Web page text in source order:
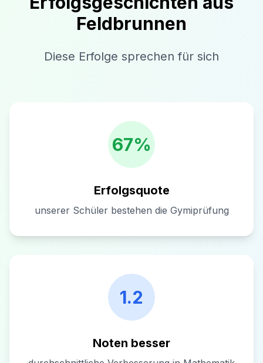
Feldbrunnen
Diese Erfolge sprechen für sich
67%
Erfolgsquote
unserer Schüler bestehen die Gymiprüfung
1.2
Noten besser